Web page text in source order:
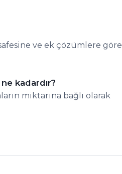
ve ek çözümlere göre
kadardır?
miktarına bağlı olarak